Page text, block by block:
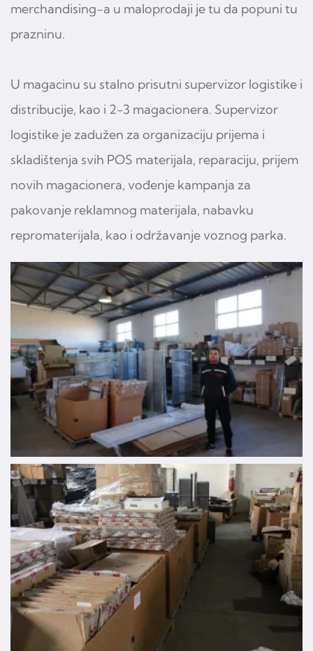
merchandising-a u maloprodaji je tu da popuni tu
prazninu.
U magacinu su stalno prisutni supervizor logistike i
distribucije, kao i 2-3 magacionera. Supervizor
logistike je zadužen za organizaciju prijema i
skladištenja svih POS materijala, reparaciju, prijem
novih magacionera, vođenje kampanja za
pakovanje reklamnog materijala, nabavku
repromaterijala, kao i održavanje voznog parka.